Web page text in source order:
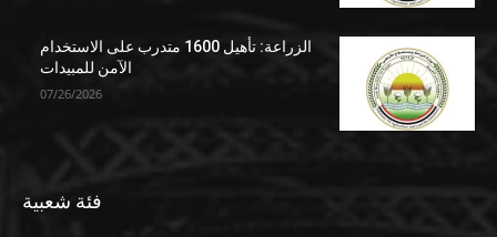
الزراعة: تأهيل 1600 متدرب على الاستخدام
الآمن للمبيدات
07/26/2026
فئة شعبية